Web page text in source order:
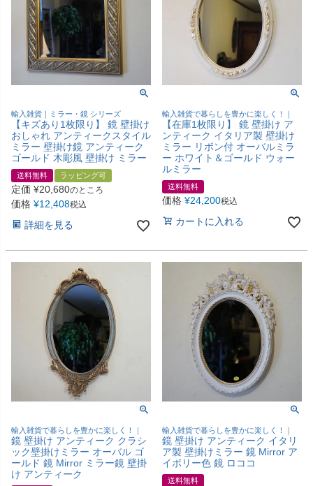
輸入雑貨｜ミラー・鏡 シリーズ
【キズあり1枚限り】 鏡 壁掛け
おしゃれ アンティークスタイル
ミラー 壁掛け鏡 アンティーク
ゴールド 木彫風 壁掛け ミラー
送料無料 ラッピング可
定価 ¥20,680のところ
価格 ¥12,408税込
詳細を見る
輸入雑貨で暮らしを豊かに楽しく！｜
【在庫1枚限り】 鏡 壁掛け ア
ンティーク イタリア製 壁掛け
ミラー リボン付 オーバルミラ
ー ホワイト＆ゴールド ウォー
ルミラー
送料無料
価格 ¥24,200税込
カートに入れる
輸入雑貨で暮らしを豊かに楽しく！｜
鏡 壁掛け アンティーク クラシ
ック壁掛けミラー オーバル ゴ
ールド 鏡 Mirror ミラー鏡 壁掛
け アンティーク
輸入雑貨で暮らしを豊かに楽しく！｜
鏡 壁掛け アンティーク イタリ
ア製 壁掛けミラー 鏡 Mirror ア
イボリー色 鏡 ロココ
送料無料